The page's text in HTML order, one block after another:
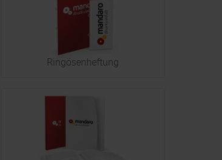
Ringösenheftung